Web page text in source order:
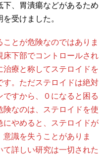
下、胃潰瘍などがあるため
受けました。
ことが危険なのではありま
下部でコントロールされ
療と称してステロイドを
。ただステロイドは絶対
すから、０になると困る
険なのは、ステロイドを使
にやめると、ステロイドが
識を失うことがありま
詳しい研究は一切された